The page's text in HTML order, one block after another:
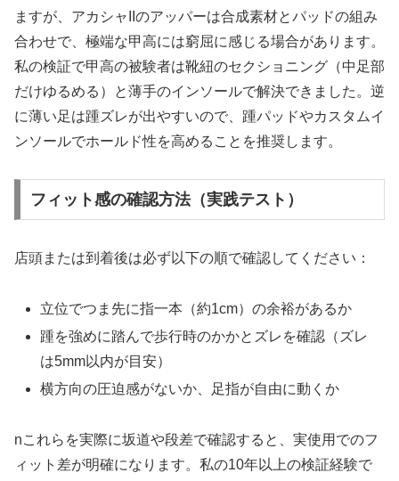
ますが、アカシャIIのアッパーは合成素材とパッドの組み
合わせで、極端な甲高には窮屈に感じる場合があります。
私の検証で甲高の被験者は靴紐のセクショニング（中足部
だけゆるめる）と薄手のインソールで解決できました。逆
に薄い足は踵ズレが出やすいので、踵パッドやカスタムイ
ンソールでホールド性を高めることを推奨します。
フィット感の確認方法（実践テスト）
店頭または到着後は必ず以下の順で確認してください：
立位でつま先に指一本（約1cm）の余裕があるか
踵を強めに踏んで歩行時のかかとズレを確認（ズレ
は5mm以内が目安）
横方向の圧迫感がないか、足指が自由に動くか
nこれらを実際に坂道や段差で確認すると、実使用でのフ
ィット差が明確になります。私の10年以上の検証経験で